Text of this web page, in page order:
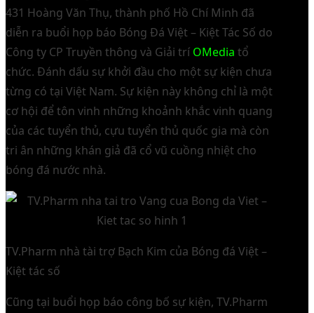
431 Hoàng Văn Thụ, thành phố Hồ Chí Minh đã
diễn ra buổi họp báo Bóng Đá Việt – Kiệt Tác Số do
Công ty CP Truyền thông và Giải trí OMedia tổ
chức. Đánh dấu sự khởi đầu cho một sự kiện chưa
từng có tại Việt Nam. Sự kiện này không chỉ là một
cơ hội để tôn vinh những khoảnh khắc vinh quang
của các tuyển thủ, cựu tuyển thủ quốc gia mà còn
tri ân những khán giả đã cổ vũ cuồng nhiệt cho
bóng đá nước nhà.
TV.Pharm nhà tài trợ Bạch Kim của Bóng đá Việt –
Kiệt tác số
Cũng tại buổi họp báo công bố sự kiện, TV.Pharm